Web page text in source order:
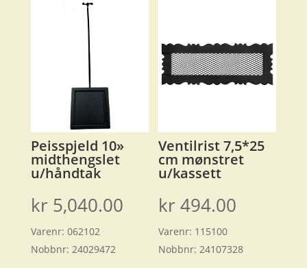
Peisspjeld 10»
midthengslet
u/håndtak
kr 5,040.00
Varenr: 062102
Nobbnr: 24029472
Ventilrist 7,5*25
cm mønstret
u/kassett
kr 494.00
Varenr: 115100
Nobbnr:24107328